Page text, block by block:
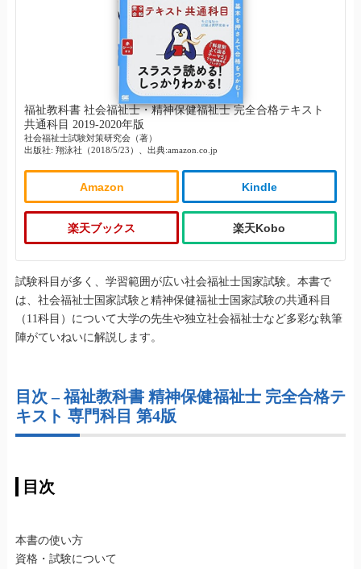
福祉教科書 社会福祉士・精神保健福祉士 完全合格テキスト
共通科目 2019-2020年版
社会福祉士試験対策研究会（著）
出版社: 翔泳社（2018/5/23）、出典:amazon.co.jp
Amazon Kindle
楽天ブックス 楽天Kobo
試験科目が多く、学習範囲が広い社会福祉士国家試験。本書で
は、社会福祉士国家試験と精神保健福祉士国家試験の共通科目
（11科目）について大学の先生や独立社会福祉士など多彩な執筆
陣がていねいに解説します。
目次 – 福祉教科書 精神保健福祉士 完全合格テ
キスト 専門科目 第4版
目次
本書の使い方
資格・試験について